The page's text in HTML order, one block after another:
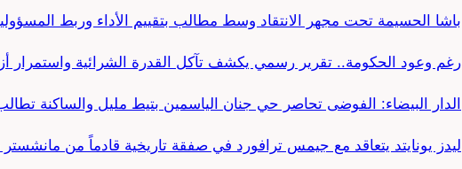
باشا الحسيمة تحت مجهر الانتقاد وسط مطالب بتقييم الأداء وربط المسؤولية
رغم وعود الحكومة.. تقرير رسمي يكشف تآكل القدرة الشرائية واستمرار
الدار البيضاء: الفوضى تحاصر حي جنان الياسمين بتيط مليل والساكنة
ليدز يونايتد يتعاقد مع جيمس ترافورد في صفقة تاريخية قادماً من